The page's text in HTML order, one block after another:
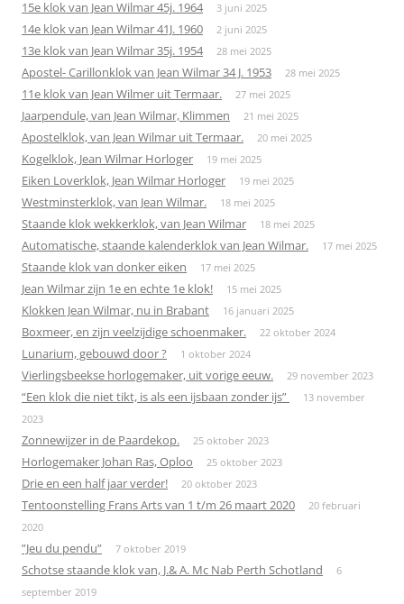
15e klok van Jean Wilmar 45j. 1964 3 juni 2025
14e klok van Jean Wilmar 41J. 1960 2 juni 2025
13e klok van Jean Wilmar 35j. 1954 28 mei 2025
Apostel- Carillonklok van Jean Wilmar 34 J. 1953 28 mei 2025
11e klok van Jean Wilmer uit Termaar. 27 mei 2025
Jaarpendule, van Jean Wilmar, Klimmen 21 mei 2025
Apostelklok, van Jean Wilmar uit Termaar. 20 mei 2025
Kogelklok, Jean Wilmar Horloger 19 mei 2025
Eiken Loverklok, Jean Wilmar Horloger 19 mei 2025
Westminsterklok, van Jean Wilmar. 18 mei 2025
Staande klok wekkerklok, van Jean Wilmar 18 mei 2025
Automatische, staande kalenderklok van Jean Wilmar. 17 mei 2025
Staande klok van donker eiken 17 mei 2025
Jean Wilmar zijn 1e en echte 1e klok! 15 mei 2025
Klokken Jean Wilmar, nu in Brabant 16 januari 2025
Boxmeer, en zijn veelzijdige schoenmaker. 22 oktober 2024
Lunarium, gebouwd door ? 1 oktober 2024
Vierlingsbeekse horlogemaker, uit vorige eeuw. 29 november 2023
“Een klok die niet tikt, is als een ijsbaan zonder ijs”
13 november
2023
Zonnewijzer in de Paardekop. 25 oktober 2023
Horlogemaker Johan Ras, Oploo 25 oktober 2023
Drie en een half jaar verder! 20 oktober 2023
Tentoonstelling Frans Arts van 1 t/m 26 maart 2020
20 februari
2020
”Jeu du pendu” 7 oktober 2019
Schotse staande klok van, J.& A. Mc Nab Perth Schotland
6
september 2019